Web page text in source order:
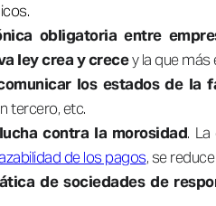
obligatoria entre
ley crea y crecey la que más
los estados de la
tercero, etc.
contra la morosidad. La
de los pagos, se
de sociedades de